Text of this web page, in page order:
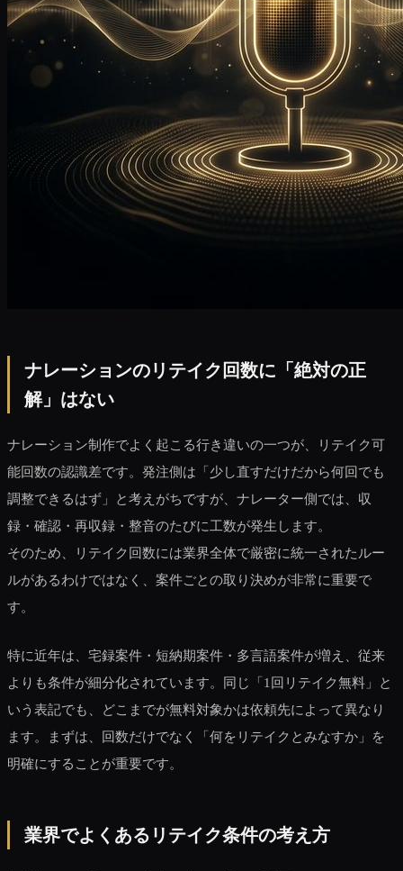
ナレーションのリテイク回数に「絶対の正
解」はない
ナレーション制作でよく起こる行き違いの一つが、リテイク可
能回数の認識差です。発注側は「少し直すだけだから何回でも
調整できるはず」と考えがちですが、ナレーター側では、収
録・確認・再収録・整音のたびに工数が発生します。
そのため、リテイク回数には業界全体で厳密に統一されたルー
ルがあるわけではなく、案件ごとの取り決めが非常に重要で
す。
特に近年は、宅録案件・短納期案件・多言語案件が増え、従来
よりも条件が細分化されています。同じ「1回リテイク無料」と
いう表記でも、どこまでが無料対象かは依頼先によって異なり
ます。まずは、回数だけでなく「何をリテイクとみなすか」を
明確にすることが重要です。
業界でよくあるリテイク条件の考え方